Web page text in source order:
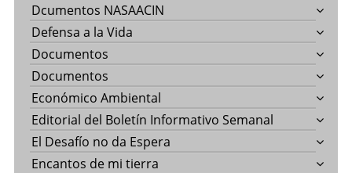
Dcumentos NASAACIN
Defensa a la Vida
Documentos
Documentos
Económico Ambiental
Editorial del Boletín Informativo Semanal
El Desafío no da Espera
Encantos de mi tierra